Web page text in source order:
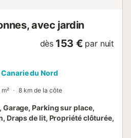
avec jardin
dès 153 € par nuit
du Nord
8 km de la côte
Parking sur place,
Draps de lit, Propriété clôturée,